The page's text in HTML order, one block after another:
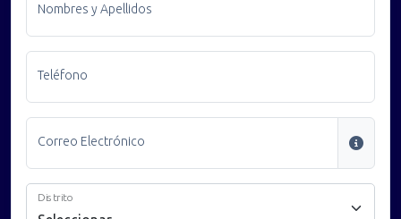
Nombres y Apellidos
Teléfono
Correo Electrónico
Distrito